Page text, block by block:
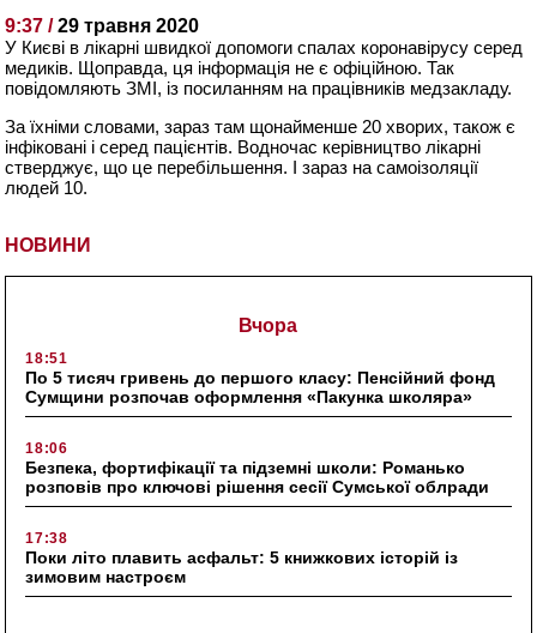
НОВИНИ
Вчора
18:51
По 5 тисяч гривень до першого класу: Пенсійний фонд
Сумщини розпочав оформлення «Пакунка школяра»
18:06
Безпека, фортифікації та підземні школи: Романько
розповів про ключові рішення сесії Сумської облради
17:38
Поки літо плавить асфальт: 5 книжкових історій із
зимовим настроєм
9:37 /29 травня 2020
У Києві в лікарні швидкої допомоги спалах коронавірусу серед
медиків. Щоправда, ця інформація не є офіційною. Так
повідомляють ЗМІ, із посиланням на працівників медзакладу.
За їхніми словами, зараз там щонайменше 20 хворих, також є
інфіковані і серед пацієнтів. Водночас керівництво лікарні
стверджує, що це перебільшення. І зараз на самоізоляції
людей 10.